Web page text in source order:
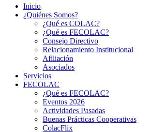
Inicio
¿Quiénes Somos?
¿Qué es COLAC?
¿Qué es FECOLAC?
Consejo Directivo
Relacionamiento Institucional
Afiliación
Asociados
Servicios
FECOLAC
¿Qué es FECOLAC?
Eventos 2026
Actividades Pasadas
Buenas Prácticas Cooperativas
ColacFlix